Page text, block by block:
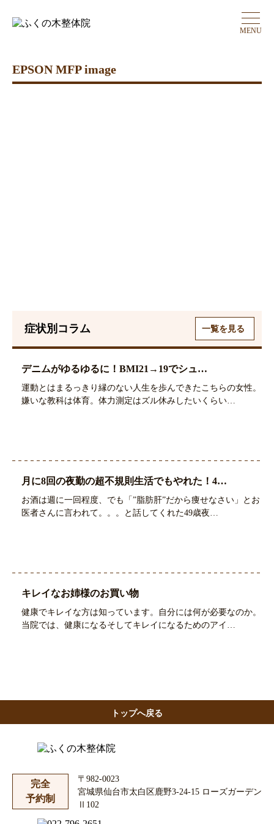
MENU
EPSON MFP image
症状別コラム 一覧を見る
デニムがゆるゆるに！BMI21→19でシュ…
運動とはまるっきり縁のない人生を歩んできたこちらの女性。
嫌いな教科は体育。体力測定はズル休みしたいくらい…
月に8回の夜勤の超不規則生活でもやれた！4…
お酒は週に一回程度、でも「”脂肪肝”だから痩せなさい」とお
医者さんに言われて。。。と話してくれた49歳夜…
キレイなお姉様のお買い物
健康でキレイな方は知っています。自分には何が必要なのか。
当院では、健康になるそしてキレイになるためのアイ…
トップへ戻る
完全
予約制
〒982-0023
宮城県仙台市太白区鹿野3-24-15 ローズガーデン
Ⅱ102